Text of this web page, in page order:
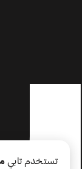
تستخدم تابي